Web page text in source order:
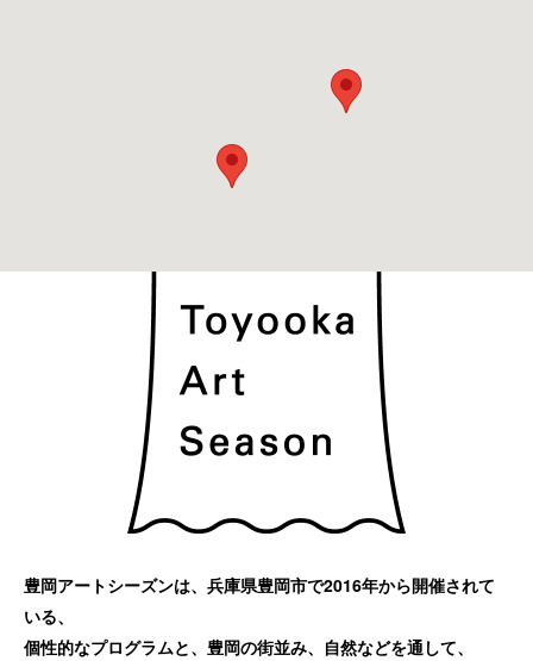
豊岡アートシーズンは、兵庫県豊岡市で2016年から開催されて
いる、
個性的なプログラムと、豊岡の街並み、自然などを通して、